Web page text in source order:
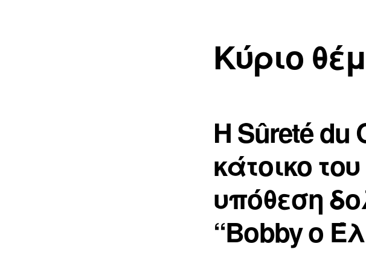
Κύριο
Η Sûreté du
κάτοικο
υπόθεση
“Bobby ο